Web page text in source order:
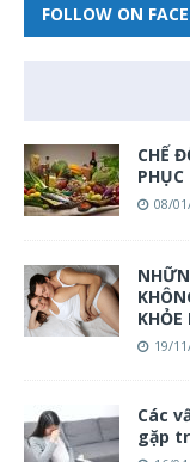
FOLLOW ON
CHẾ
PHỤC
08/
19/
Các
gặp